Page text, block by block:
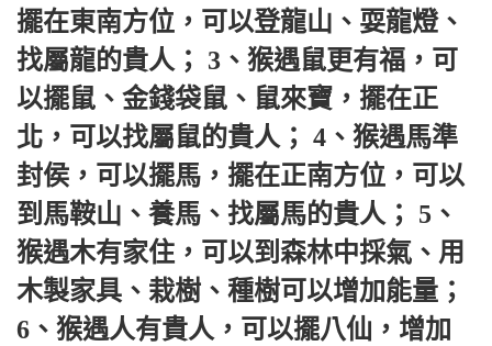
擺在東南方位，可以登龍山、耍龍燈、
找屬龍的貴人； 3、猴遇鼠更有福，可
以擺鼠、金錢袋鼠、鼠來寶，擺在正
北，可以找屬鼠的貴人； 4、猴遇馬準
封侯，可以擺馬，擺在正南方位，可以
到馬鞍山、養馬、找屬馬的貴人； 5、
猴遇木有家住，可以到森林中採氣、用
木製家具、栽樹、種樹可以增加能量；
6、猴遇人有貴人，可以擺八仙，增加